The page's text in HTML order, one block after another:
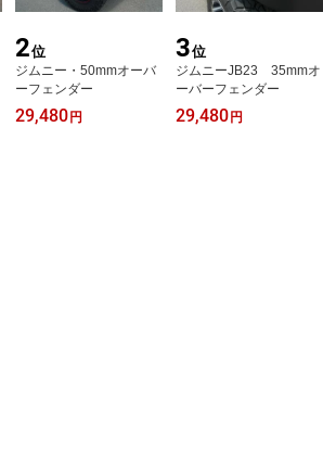
2位
ジムニー・50mmオーバ
ーフェンダー
29,480 円
3位
ジムニーJB23 35mmオ
ーバーフェンダー
29,480 円